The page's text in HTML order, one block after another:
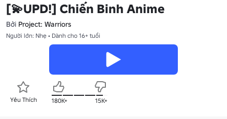
[💫UPD!] Chiến Binh Anime
Bởi Project: Warriors
Người lớn: Nhẹ • Dành cho 16+ tuổi
Yêu Thích 180K+ 15K+